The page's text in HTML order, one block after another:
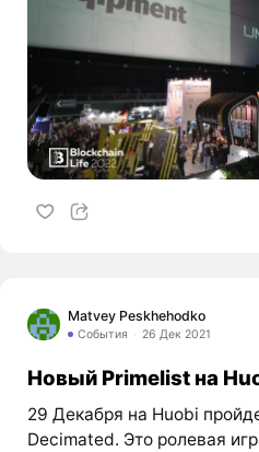
Matvey Peskhehodko
События 26 Дек 2021
Новый Primelist на
29 Декабря на Huobi
Decimated. Это ролевая